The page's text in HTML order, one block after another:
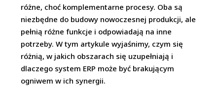
różne, choć komplementarne procesy. Oba są
niezbędne do budowy nowoczesnej produkcji, ale
pełnią różne funkcje i odpowiadają na inne
potrzeby. W tym artykule wyjaśnimy, czym się
różnią, w jakich obszarach się uzupełniają i
dlaczego system ERP może być brakującym
ogniwem w ich synergii.